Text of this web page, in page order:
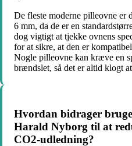
De fleste moderne pilleovne er
6 mm, da de er en
dog vigtigt at tjekke ovnens
for at sikre, at den er
Nogle pilleovne kan kræve en
brændslet, så det er altid klogt
Hvordan bidrager
Harald Nyborg til at
CO2-udledning?